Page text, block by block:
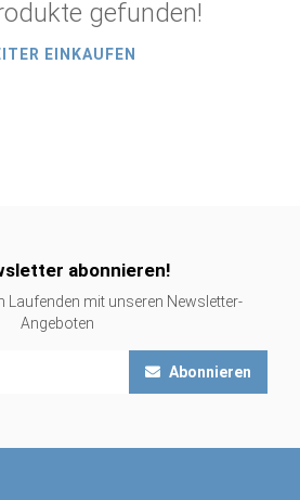
gefunden!
EINKAUFEN
abonnieren!
Laufenden mit unseren Newsletter-
Angeboten
Abonnieren